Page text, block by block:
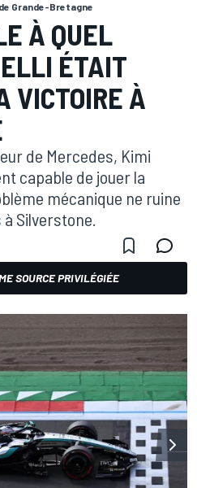
Grande-Bretagne
À QUEL
ÉTAIT
VICTOIRE À
de Mercedes, Kimi
capable de jouer la
mécanique ne ruine
Silverstone.
SOURCE PRIVILÉGIÉE